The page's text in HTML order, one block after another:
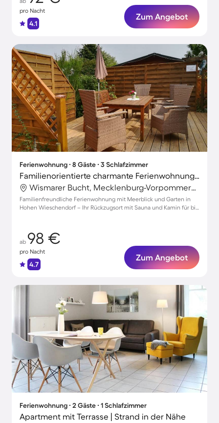
pro Nacht
4.1
Zum Angebot
Ferienwohnung ∙ 8 Gäste ∙ 3 Schlafzimmer
Familienorientierte charmante Ferienwohnung mit Grill, Sauna und Garten | Meerblick
Wismarer Bucht, Mecklenburg-Vorpommern, Deutschland
Familienfreundliche Ferienwohnung mit Meerblick und Garten in
Hohen Wieschendorf – Ihr Rückzugsort mit Sauna und Kamin für bis
ab 98 €
pro Nacht
4.7
Zum Angebot
Ferienwohnung ∙ 2 Gäste ∙ 1 Schlafzimmer
Apartment mit Terrasse | Strand in der Nähe